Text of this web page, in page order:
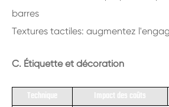
barres
Textures tactiles: augmentez
C. Étiquette et décoration
Technique Impact des coûts